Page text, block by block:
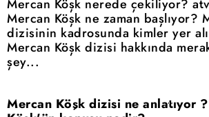
Mercan Köşk nerede çekiliyor?
Mercan Köşk ne zaman başlıyor?
dizisinin kadrosunda kimler yer
Mercan Köşk dizisi hakkında
şey...
Mercan Köşk dizisi ne anlatıyor